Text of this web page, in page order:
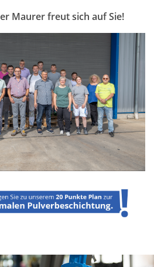
Maurer freut sich auf Sie!